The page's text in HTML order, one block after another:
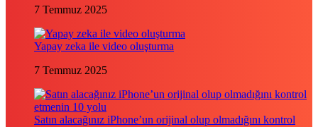
7 Temmuz 2025
Yapay zeka ile video oluşturma
7 Temmuz 2025
Satın alacağınız iPhone’un orijinal olup olmadığını kontrol